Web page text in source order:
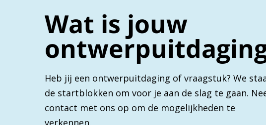
Wat is jouw
Heb jij een ontwerpuitdaging of vraagstuk? We
de startblokken om voor je aan de slag te gaan.
contact met ons op om de mogelijkheden te
verkennen.